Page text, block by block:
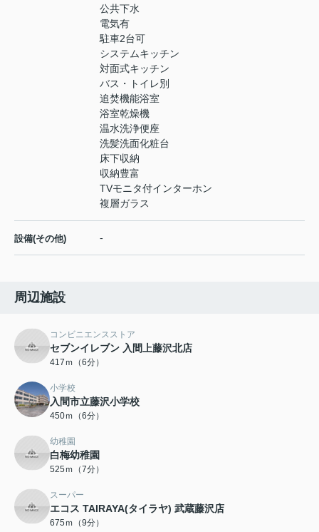
公共下水
電気有
駐車2台可
システムキッチン
対面式キッチン
バス・トイレ別
追焚機能浴室
浴室乾燥機
温水洗浄便座
洗髪洗面化粧台
床下収納
収納豊富
TVモニタ付インターホン
複層ガラス
設備(その他) -
周辺施設
コンビニエンスストア
セブンイレブン 入間上藤沢北店
417ｍ（6分）
小学校
入間市立藤沢小学校
450ｍ（6分）
幼稚園
白梅幼稚園
525ｍ（7分）
スーパー
エコス TAIRAYA(タイラヤ) 武蔵藤沢店
675ｍ（9分）